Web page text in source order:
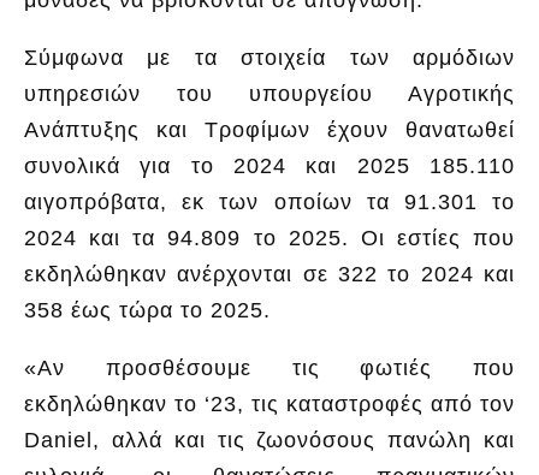
Σύμφωνα με τα στοιχεία των αρμόδιων
υπηρεσιών του υπουργείου Αγροτικής
Ανάπτυξης και Τροφίμων έχουν θανατωθεί
συνολικά για το 2024 και 2025 185.110
αιγοπρόβατα, εκ των οποίων τα 91.301 το
2024 και τα 94.809 το 2025. Οι εστίες που
εκδηλώθηκαν ανέρχονται σε 322 το 2024 και
358 έως τώρα το 2025.
«Αν προσθέσουμε τις φωτιές που
εκδηλώθηκαν το ‘23, τις καταστροφές από τον
Daniel, αλλά και τις ζωονόσους πανώλη και